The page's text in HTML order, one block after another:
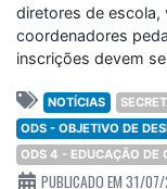
diretores de
coordenadores
inscrições devem
NOTÍCIAS
ODS - OBJETIVO DE
ODS 4 - EDUCAÇÃO DE
PUBLICADO EM 31/